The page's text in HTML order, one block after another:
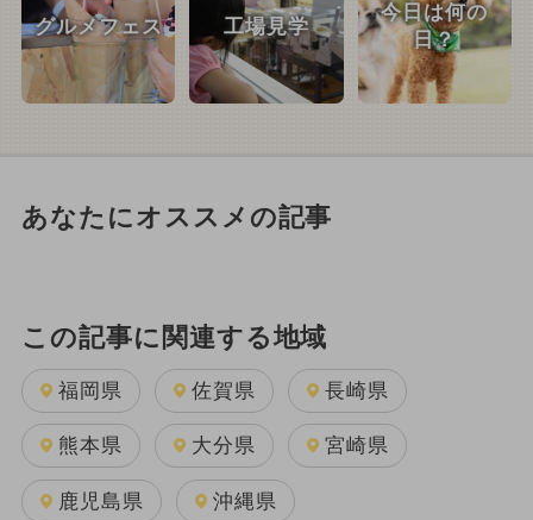
グルメフェス 工場見学
今日は何の
日？
あなたにオススメの記事
この記事に関連する地域
福岡県 佐賀県 長崎県
熊本県 大分県 宮崎県
鹿児島県 沖縄県